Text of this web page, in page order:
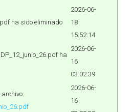
ha sido eliminado
2026-06-
18
15:52:14
ha
2026-06-
16
03:02:39
archivo:
2026-06-
16